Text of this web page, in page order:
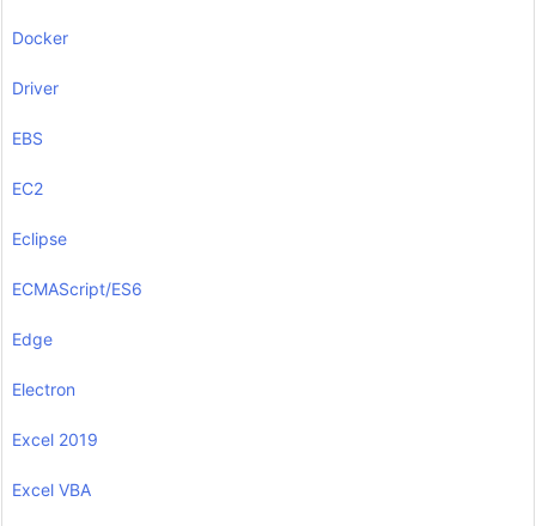
Docker
Driver
EBS
EC2
Eclipse
ECMAScript/ES6
Edge
Electron
Excel 2019
Excel VBA